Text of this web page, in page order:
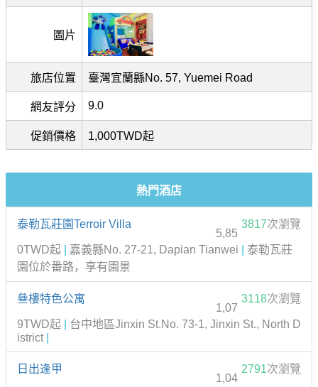
圖片
旅店位置 臺灣宜蘭縣No. 57, Yuemei Road
網友評分 9.0
促銷價格 1,000TWD起
熱門酒店
泰勒瓦莊園Terroir Villa 3817次瀏覽
5,85
0TWD起
嘉義縣No. 27-21, Dapian Tianwei
泰勒瓦莊
園位於番路，享有園景
叄樓特色公寓 3118次瀏覽
1,07
9TWD起
台中地區Jinxin St.No. 73-1, Jinxin St., North D
istrict
日出逢甲 2791次瀏覽
1,04